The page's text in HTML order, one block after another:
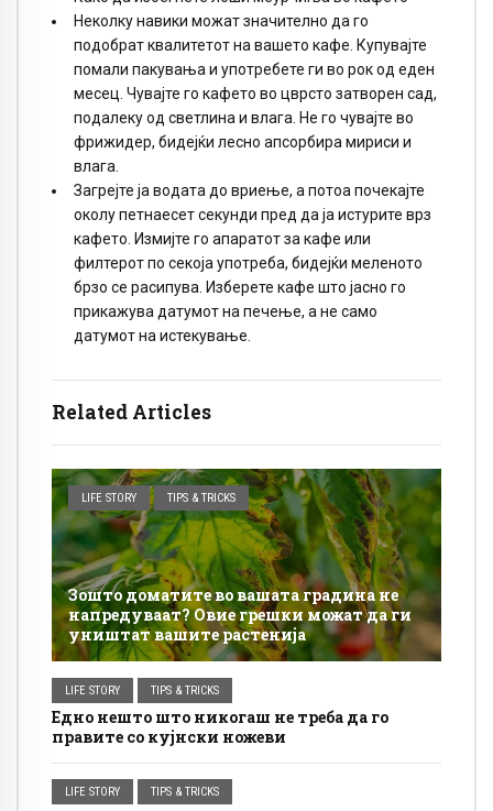
Related Articles
LIFE STORY TIPS & TRICKS
Зошто доматите во вашата градина не
напредуваат? Овие грешки можат да ги
уништат вашите растенија
LIFE STORY TIPS & TRICKS
Едно нешто што никогаш не треба да го
правите со кујнски ножеви
LIFE STORY TIPS & TRICKS
Неколку навики можат значително да го
подобрат квалитетот на вашето кафе. Купувајте
помали пакувања и употребете ги во рок од еден
месец. Чувајте го кафето во цврсто затворен сад,
подалеку од светлина и влага. Не го чувајте во
фрижидер, бидејќи лесно апсорбира мириси и
влага.
Загрејте ја водата до вриење, а потоа почекајте
околу петнаесет секунди пред да ја истурите врз
кафето. Измијте го апаратот за кафе или
филтерот по секоја употреба, бидејќи меленото
брзо се расипува. Изберете кафе што јасно го
прикажува датумот на печење, а не само
датумот на истекување.